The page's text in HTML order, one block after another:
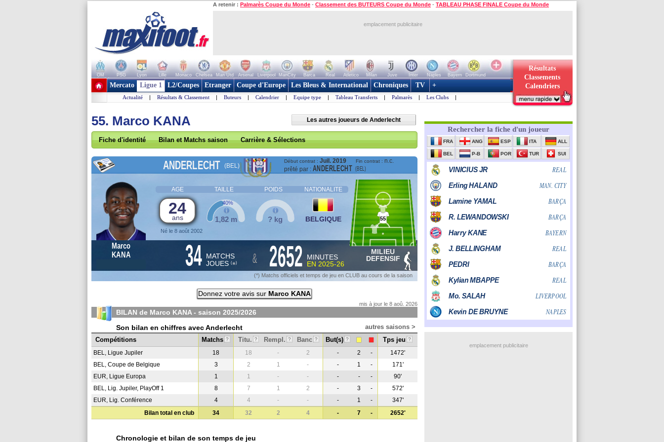
A retenir : Palmarès Coupe du Monde - Classement des BUTEURS Coupe du Monde - TABLEAU PHASE FINALE Coupe du Monde
emplacement publicitaire
OM PSG Lyon Lille Monaco Chelsea Man Utd Arsenal Liverpool ManCity Barca Real Atletico Milan Juve Inter Naples Bayern
Dortmund
+ de clubs
Résultats
Classements
Calendriers
Mercato Ligue 1 L2/Coupes Etranger Coupe d'Europe Les Bleus & International Chroniques TV +
Actualité | Résultats & Classement | Buteurs | Calendrier | Equipe type | Tableau Transferts | Palmarès | Les Clubs |
55. Marco KANA Les autres joueurs de Anderlecht
Fiche d'identité Bilan et Matchs saison Carrière & Sélections
ANDERLECHT (BEL)
Début contrat : Juil. 2019 Fin contrat : n.c.
prêté par : ANDERLECHT (BEL)
AGE TAILLE POIDS NATIONALITE
24
ans
Né le 8 août 2002
1,82 m
40%
? kg BELGIQUE 55
Marco
KANA
34 MATCHS
JOUES (*) & 2652 MINUTES
EN 2025-26
MILIEU
DEFENSIF
(*) Matchs officiels et temps de jeu en CLUB au cours de la saison
Donnez votre avis sur Marco KANA
mis à jour le 8 aoû. 2026
BILAN de Marco KANA - saison 2025/2026
Son bilan en chiffres avec Anderlecht
autres saisons >
Compétitions
Matchs ? Titu. ? Rempl. ? Banc ? But(s) ? Tps jeu ?
BEL, Ligue Jupiler 18 18 - 2 - 2 -
1472'
BEL, Coupe de Belgique
3 2 1 - - 1 -
171'
EUR, Ligue Europa
1 1 - - - - -
90'
BEL, Lig. Jupiler, PlayOff 1
8 7 1 2 - 3 -
572'
EUR, Lig. Conférence
4 4 - - - 1 -
347'
Bilan total en club
34 32 2 4 - 7 - 2652'
Chronologie et bilan de son temps de jeu
emplacement publicitaire